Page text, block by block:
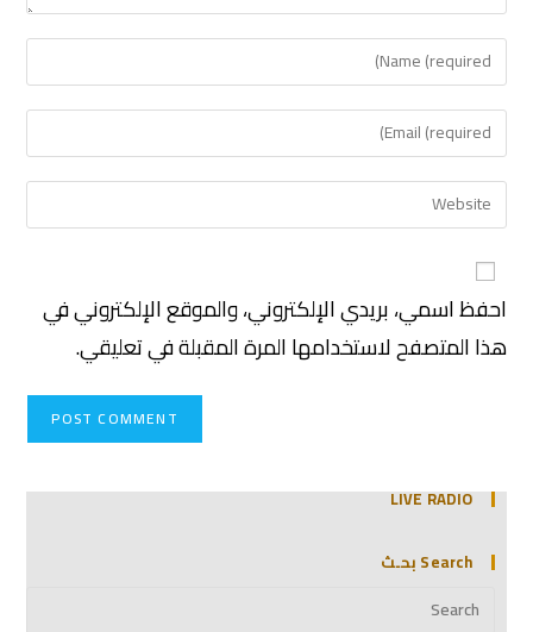
احفظ اسمي، بريدي الإلكتروني، والموقع الإلكتروني في
هذا المتصفح لاستخدامها المرة المقبلة في تعليقي.
LIVE RADIO
Search بحـث